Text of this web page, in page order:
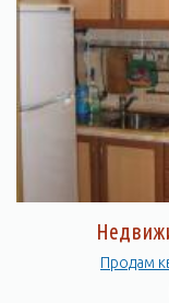
Продам